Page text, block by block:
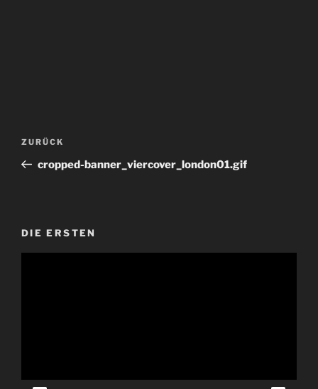
Beitragsnavigation
Vorheriger
Beitrag
ZURÜCK
cropped-banner_viercover_london01.gif
DIE ERSTEN